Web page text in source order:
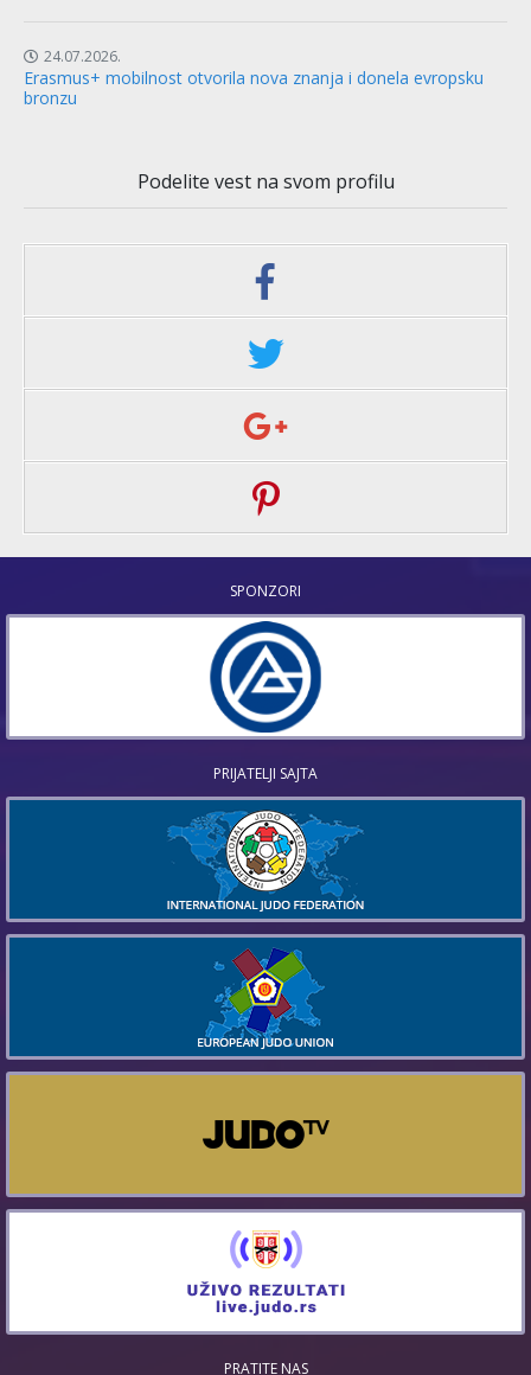
24.07.2026.
Erasmus+ mobilnost otvorila nova znanja i donela evropsku
bronzu
Podelite vest na svom profilu
SPONZORI
PRIJATELJI SAJTA
PRATITE NAS